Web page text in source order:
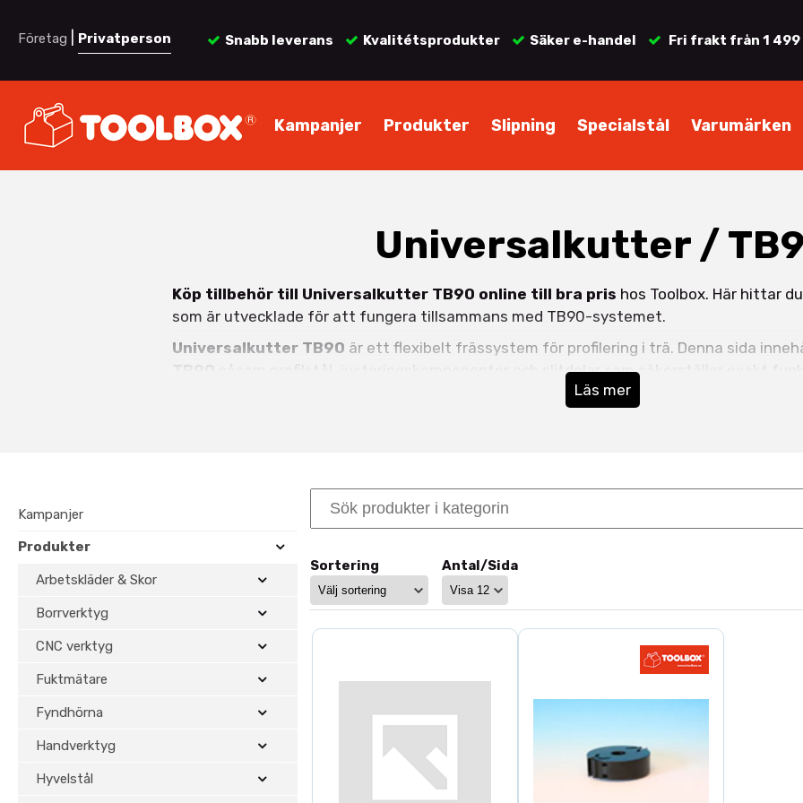
Företag Privatperson Snabb leverans Kvalitétsprodukter Säker e-handel Fri frakt från 1 499
Kampanjer Produkter Slipning Specialstål Varumärken
Universalkutter /
Köp tillbehör till Universalkutter TB90 online till bra pris hos Toolbox. Här hittar
som är utvecklade för att fungera tillsammans med TB90-systemet.
Universalkutter TB90 är ett flexibelt frässystem för profilering i trä. Denna sida
TB90
såsom profilstål, justeringskomponenter och slitdelar som säkerställer exakt
Vanliga tillbehör till Universalkutter TB90 inkluderar:
Profilstål SP
Mellanläggsringarför exakt justering
och andra reservdelar
Flexibilitet och exakt profilering
Genom att använda rätt tillbehör till TB90 kan du snabbt ändra profil och anpassa
Snabb profilomställning
Kostnadseffektiv drift
Läs mer
Kampanjer
Produkter
Arbetskläder & Skor
Borrverktyg
CNC verktyg
Fuktmätare
Fyndhörna
Handverktyg
Hyvelstål
Sortering Antal/Sida